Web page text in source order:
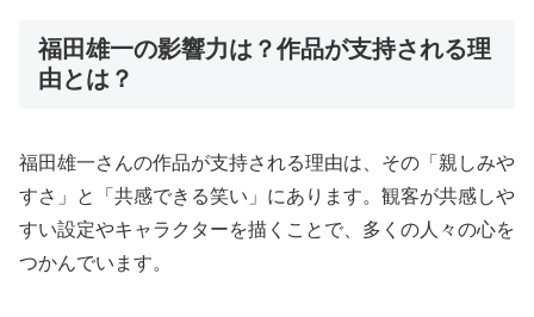
福田雄一の影響力は？作品が支持される理
由とは？
福田雄一さんの作品が支持される理由は、その「親しみや
すさ」と「共感できる笑い」にあります。観客が共感しや
すい設定やキャラクターを描くことで、多くの人々の心を
つかんでいます。